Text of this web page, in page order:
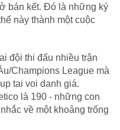
bán kết. Đó là những ký
này thành một cuộc
đội thi đấu nhiều trận
Champions League mà
tai voi danh giá.
là 190 - những con
về một khoảng trống